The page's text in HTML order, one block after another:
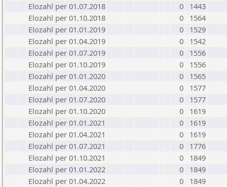
Elozahl per 01.07.2018
0
1443
Elozahl per 01.10.2018
0
1564
Elozahl per 01.01.2019
0
1529
Elozahl per 01.04.2019
0
1542
Elozahl per 01.07.2019
0
1556
Elozahl per 01.10.2019
0
1556
Elozahl per 01.01.2020
0
1565
Elozahl per 01.04.2020
0
1577
Elozahl per 01.07.2020
0
1577
Elozahl per 01.10.2020
0
1619
Elozahl per 01.01.2021
0
1619
Elozahl per 01.04.2021
0
1619
Elozahl per 01.07.2021
0
1776
Elozahl per 01.10.2021
0
1849
Elozahl per 01.01.2022
0
1849
Elozahl per 01.04.2022
0
1849